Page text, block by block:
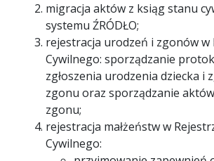
migracja aktów z ksiąg stanu
systemu ŹRÓDŁO;
rejestracja urodzeń i zgonów w
Cywilnego: sporządzanie
zgłoszenia urodzenia dziecka i
zgonu oraz sporządzanie
zgonu;
rejestracja małżeństw w
Cywilnego: